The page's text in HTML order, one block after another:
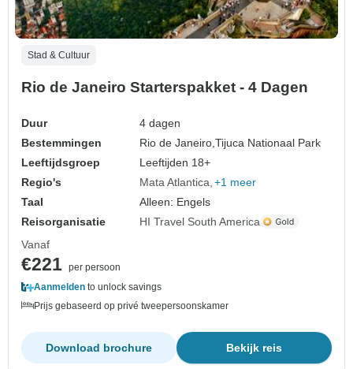
Stad & Cultuur
Rio de Janeiro Starterspakket - 4 Dagen
Duur
4 dagen
Bestemmingen
Rio de Janeiro,Tijuca Nationaal Park
Leeftijdsgroep
Leeftijden 18+
Regio's
Mata Atlantica +1 meer
Taal
Alleen: Engels
Reisorganisatie
HI Travel South America
Vanaf
€221 per persoon
Aanmelden to unlock savings
Prijs gebaseerd op privé tweepersoonskamer
Bekijk reis
Download brochure